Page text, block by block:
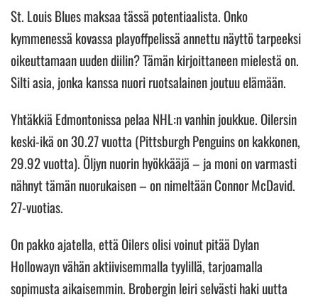
St. Louis Blues maksaa tässä potentiaalista. Onko
kymmenessä kovassa playoffpelissä annettu näyttö tarpeeksi
oikeuttamaan uuden diilin? Tämän kirjoittaneen mielestä on.
Silti asia, jonka kanssa nuori ruotsalainen joutuu elämään.
Yhtäkkiä Edmontonissa pelaa NHL:n vanhin joukkue. Oilersin
keski-ikä on 30.27 vuotta (Pittsburgh Penguins on kakkonen,
29.92 vuotta). Öljyn nuorin hyökkääjä – ja moni on varmasti
nähnyt tämän nuorukaisen – on nimeltään Connor McDavid.
27-vuotias.
On pakko ajatella, että Oilers olisi voinut pitää Dylan
Hollowayn vähän aktiivisemmalla tyylillä, tarjoamalla
sopimusta aikaisemmin. Brobergin leiri selvästi haki uutta